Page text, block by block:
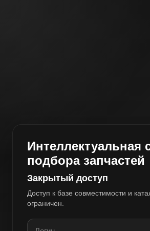
Интеллектуальная
подбора запчастей
Закрытый доступ
Доступ к базе совместимости и
ограничен.